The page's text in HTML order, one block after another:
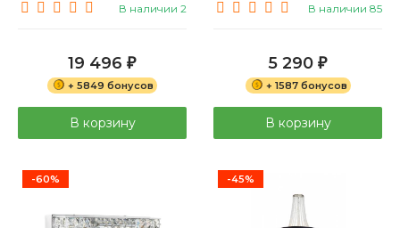
В наличии 2
19 496 ₽
+ 5849 бонусов
В корзину
В наличии 85
5 290 ₽
+ 1587 бонусов
В корзину
-60% -45%